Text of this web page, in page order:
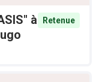
à
Retenue